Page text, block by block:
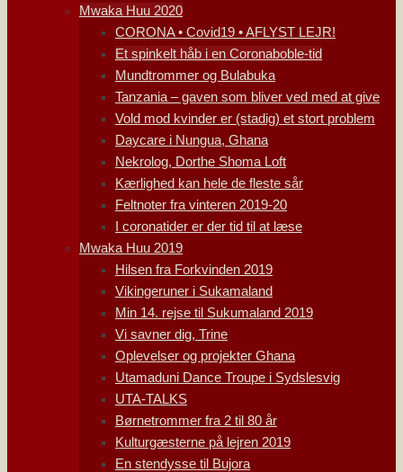
Mwaka Huu 2020
CORONA • Covid19 • AFLYST LEJR!
Et spinkelt håb i en Coronaboble-tid
Mundtrommer og Bulabuka
Tanzania – gaven som bliver ved med at give
Vold mod kvinder er (stadig) et stort problem
Daycare i Nungua, Ghana
Nekrolog, Dorthe Shoma Loft
Kærlighed kan hele de fleste sår
Feltnoter fra vinteren 2019-20
I coronatider er der tid til at læse
Mwaka Huu 2019
Hilsen fra Forkvinden 2019
Vikingeruner i Sukamaland
Min 14. rejse til Sukumaland 2019
Vi savner dig, Trine
Oplevelser og projekter Ghana
Utamaduni Dance Troupe i Sydslesvig
UTA-TALKS
Børnetrommer fra 2 til 80 år
Kulturgæsterne på lejren 2019
En stendysse til Bujora